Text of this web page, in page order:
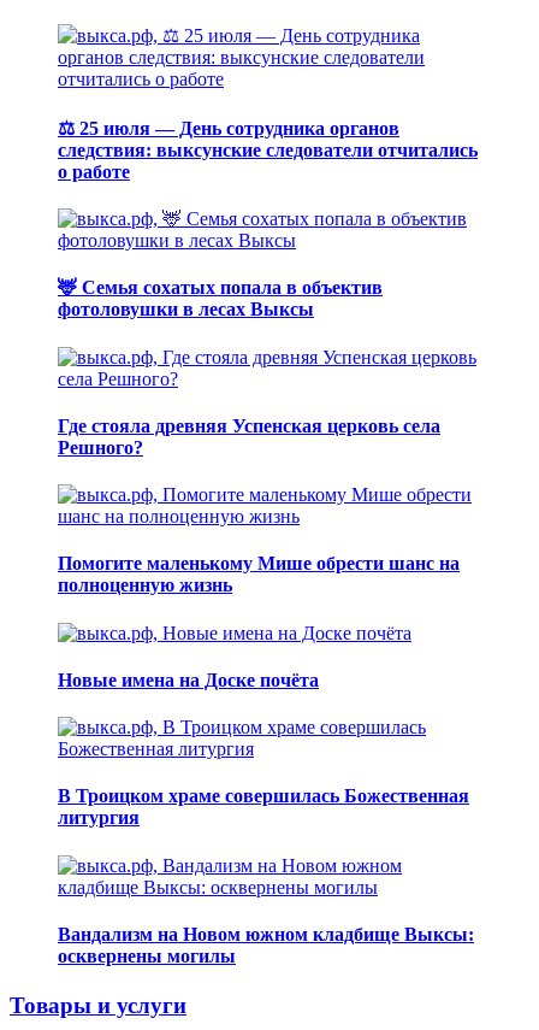
⚖️ 25 июля — День сотрудника органов
следствия: выксунские следователи отчитались
о работе
🦌 Семья сохатых попала в объектив
фотоловушки в лесах Выксы
Где стояла древняя Успенская церковь села
Решного?
Помогите маленькому Мише обрести шанс на
полноценную жизнь
Новые имена на Доске почёта
В Троицком храме совершилась Божественная
литургия
Вандализм на Новом южном кладбище Выксы:
осквернены могилы
Товары и услуги